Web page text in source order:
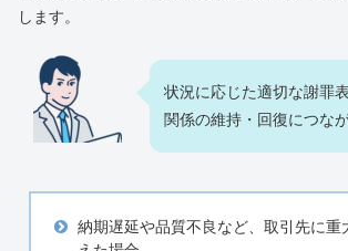
します。
状況に応じた適切な謝罪
関係の維持・回復につなが
納期遅延や品質不良など、取引先に重